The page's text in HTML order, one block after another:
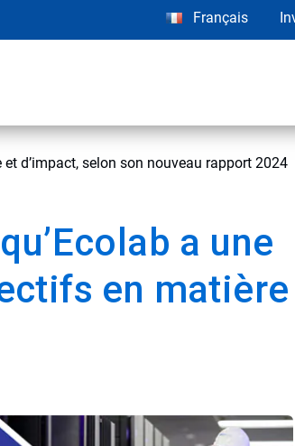
Français
d’impact, selon son nouveau rapport 2024
a une
en matière